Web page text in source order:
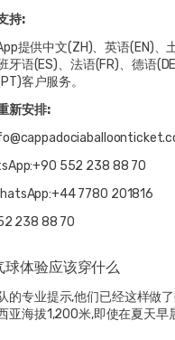
持:
提供中文(ZH)、英语(EN)、
牙语(ES)、法语(FR)、德语
客户服务。
新安排:
552 238 88 70
7780 201816
238 88 70
球体验应该穿什么
的专业提示,他们已经这样做
亚海拔1,200米,即使在夏天早